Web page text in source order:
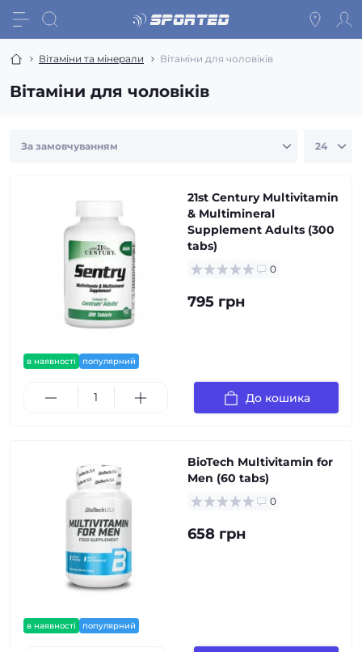
Вітаміни та мінерали Вітаміни для чоловіків
Вітаміни для чоловіків
в наявності популярний
21st Century Multivitamin
& Multimineral
Supplement Adults (300
tabs)
0
795 грн
До кошика
в наявності популярний
BioTech Multivitamin for
Men (60 tabs)
0
658 грн